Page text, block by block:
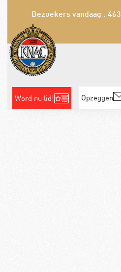
Bezoekers vandaag : 463
Word nu lid! Opzeggen